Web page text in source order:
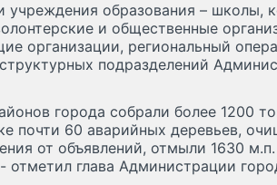
учреждения образования – школы,
и общественные
организации, региональный
подразделений
города собрали более 1200
почти 60 аварийных деревьев,
от объявлений, отмыли 1630
глава Администрации